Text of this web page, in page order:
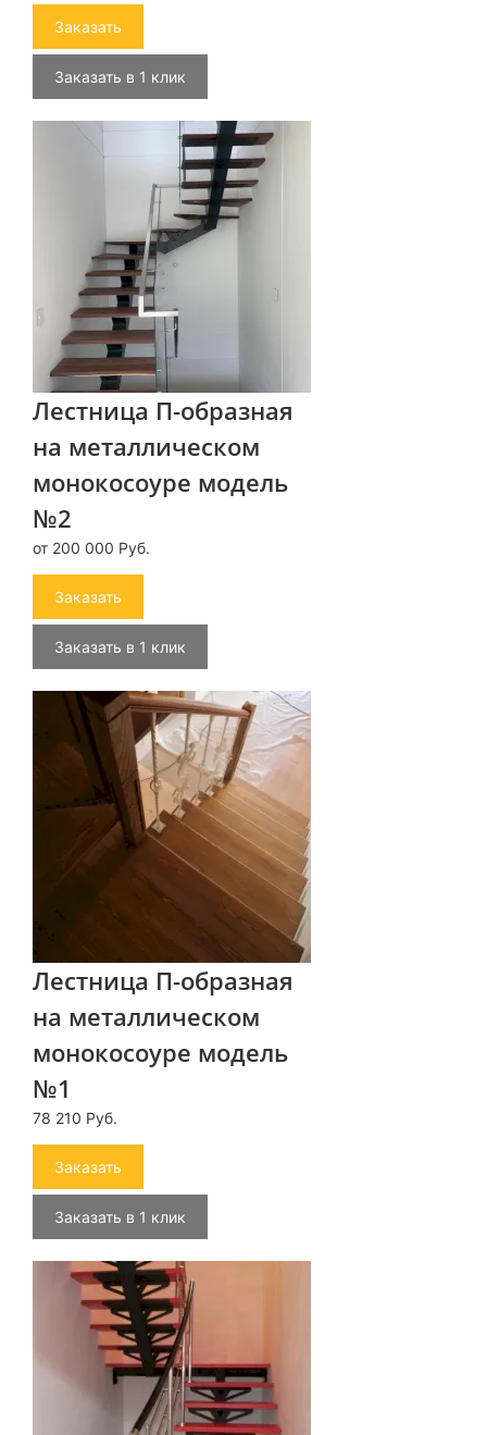
Заказать
Заказать в 1 клик
Лестница П-образная
на металлическом
монокосоуре модель
№2
от 200 000 Руб.
Заказать
Заказать в 1 клик
Лестница П-образная
на металлическом
монокосоуре модель
№1
78 210 Руб.
Заказать
Заказать в 1 клик